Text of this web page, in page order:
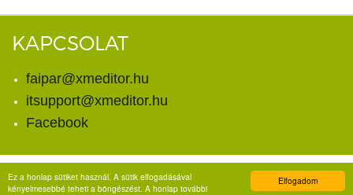
Elfogadom
Ez a honlap sütiket használ. A sütik elfogadásával
kényelmesebbé teheti a böngészést. A honlap további
KAPCSOLAT
faipar@xmeditor.hu
itsupport@xmeditor.hu
Facebook
© Copyright 2026. X-meditor Kft.